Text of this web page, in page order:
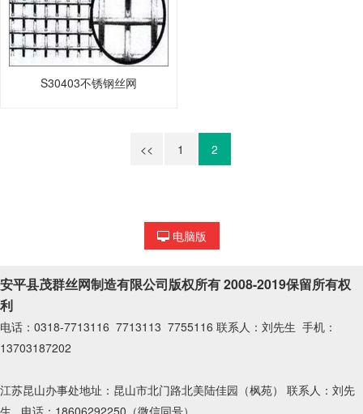
S30403不锈钢丝网
<< 1 2
电脑版
安平县茂群丝网制造有限公司版权所有 2008-2019保留所有权
利
电话：0318-7713116 7713113 7755116 联系人：刘先生 手机：
13703187202
江苏昆山办事处地址：昆山市北门路北美陆佳园（枫苑） 联系人：刘先